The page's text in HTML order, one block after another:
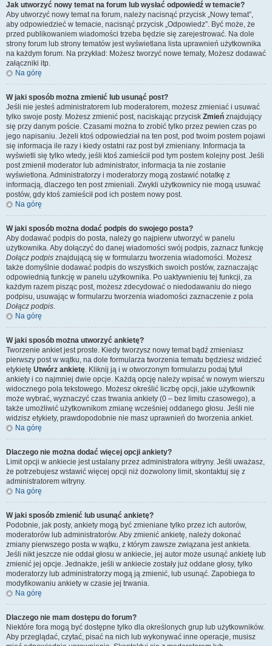
Jak utworzyć nowy temat na forum lub wysłać odpowiedź w temacie?
Aby utworzyć nowy temat na forum, należy nacisnąć przycisk „Nowy temat”,
aby odpowiedzieć w temacie, nacisnąć przycisk „Odpowiedz”. Być może, że
przed publikowaniem wiadomości trzeba będzie się zarejestrować. Na dole
strony forum lub strony tematów jest wyświetlana lista uprawnień użytkownika
na każdym forum. Na przykład: Możesz tworzyć nowe tematy, Możesz dodawać
załączniki itp.
Na górę
W jaki sposób można zmienić lub usunąć post?
Jeśli nie jesteś administratorem lub moderatorem, możesz zmieniać i usuwać
tylko swoje posty. Możesz zmienić post, naciskając przycisk Zmień znajdujący
się przy danym poście. Czasami można to zrobić tylko przez pewien czas po
jego napisaniu. Jeżeli ktoś odpowiedział na ten post, pod twoim postem pojawi
się informacja ile razy i kiedy ostatni raz post był zmieniany. Informacja ta
wyświetli się tylko wtedy, jeśli ktoś zamieścił pod tym postem kolejny post. Jeśli
post zmienił moderator lub administrator, informacja ta nie zostanie
wyświetlona. Administratorzy i moderatorzy mogą zostawić notatkę z
informacją, dlaczego ten post zmieniali. Zwykli użytkownicy nie mogą usuwać
postów, gdy ktoś zamieścił pod ich postem nowy post.
Na górę
W jaki sposób można dodać podpis do swojego posta?
Aby dodawać podpis do posta, należy go najpierw utworzyć w panelu
użytkownika. Aby dołączyć do danej wiadomości swój podpis, zaznacz funkcję
Dołącz podpis znajdującą się w formularzu tworzenia wiadomości. Możesz
także domyślnie dodawać podpis do wszystkich swoich postów, zaznaczając
odpowiednią funkcję w panelu użytkownika. Po uaktywnieniu tej funkcji, za
każdym razem pisząc post, możesz zdecydować o niedodawaniu do niego
podpisu, usuwając w formularzu tworzenia wiadomości zaznaczenie z pola
Dołącz podpis.
Na górę
W jaki sposób można utworzyć ankietę?
Tworzenie ankiet jest proste. Kiedy tworzysz nowy temat bądź zmieniasz
pierwszy post w wątku, na dole formularza tworzenia tematu będziesz widzieć
etykietę Utwórz ankietę. Kliknij ją i w otworzonym formularzu podaj tytuł
ankiety i co najmniej dwie opcje. Każdą opcję należy wpisać w nowym wierszu
widocznego pola tekstowego. Możesz określić liczbę opcji, jakie użytkownik
może wybrać, wyznaczyć czas trwania ankiety (0 – bez limitu czasowego), a
także umożliwić użytkownikom zmianę wcześniej oddanego głosu. Jeśli nie
widzisz etykiety, prawdopodobnie nie masz uprawnień do tworzenia ankiet.
Na górę
Dlaczego nie można dodać więcej opcji ankiety?
Limit opcji w ankiecie jest ustalany przez administratora witryny. Jeśli uważasz,
że potrzebujesz wstawić więcej opcji niż dozwolony limit, skontaktuj się z
administratorem witryny.
Na górę
W jaki sposób zmienić lub usunąć ankietę?
Podobnie, jak posty, ankiety mogą być zmieniane tylko przez ich autorów,
moderatorów lub administratorów. Aby zmienić ankietę, należy dokonać
zmiany pierwszego posta w wątku, z którym zawsze związana jest ankieta.
Jeśli nikt jeszcze nie oddał głosu w ankiecie, jej autor może usunąć ankietę lub
zmienić jej opcje. Jednakże, jeśli w ankiecie zostały już oddane głosy, tylko
moderatorzy lub administratorzy mogą ją zmienić, lub usunąć. Zapobiega to
modyfikowaniu ankiety w czasie jej trwania.
Na górę
Dlaczego nie mam dostępu do forum?
Niektóre fora mogą być dostępne tylko dla określonych grup lub użytkowników.
Aby przeglądać, czytać, pisać na nich lub wykonywać inne operacje, musisz